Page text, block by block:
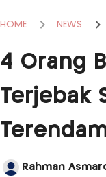
HOME NEWS
4 Orang
Terjebak
Rahman